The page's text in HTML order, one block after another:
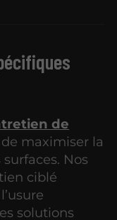
de
maximiser la
Nos
ciblé
solutions